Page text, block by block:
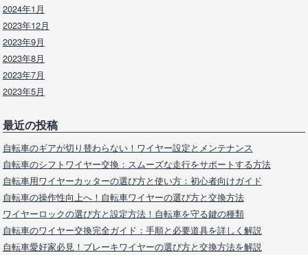
2024年1月
2023年12月
2023年9月
2023年8月
2023年7月
2023年5月
最近の投稿
自転車のギアが切り替わらない！ワイヤー設定とメンテナンス
自転車のシフトワイヤー交換：スムーズな走行をサポートする方法
自転車用ワイヤーカッターの選び方と使い方：初心者向けガイド
自転車の操作性向上へ！自転車ワイヤーの選び方と交換方法
ワイヤーロックの選び方と設定方法！自転車を守る鍵の種類
自転車のワイヤー交換完全ガイド：手順と必要道具を詳しく解説
自転車愛好家必見！ブレーキワイヤーの選び方と交換方法を解説